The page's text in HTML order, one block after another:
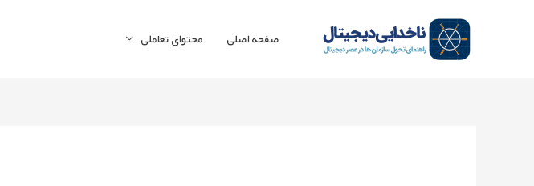
صفحه اصلی محتوای تعاملی